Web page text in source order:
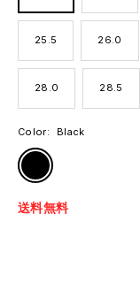
25.5 26.0
28.0 28.5
Color: Black
Black
送料無料